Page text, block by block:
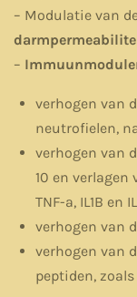
– Modulatie van
–
verhogen van
neutrofielen,
verhogen van
10 en
TNF-a, IL1B en
verhogen van
verhogen van
peptiden,